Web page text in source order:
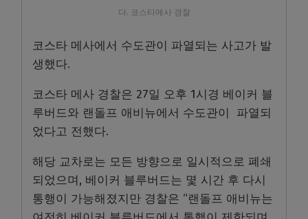
다. 코스타메사 경찰
코스타 메사에서 수도관이 파열되는 사고가 발
생했다.
코스타 메사 경찰은 27일 오후 1시경 베이커 블
루버드와 랜돌프 애비뉴에서 수도관이 파열되
었다고 전했다.
해당 교차로는 모든 방향으로 일시적으로 폐쇄
되었으며, 베이커 블루버드는 몇 시간 후 다시
통행이 가능해졌지만 경찰은 “랜돌프 애비뉴는